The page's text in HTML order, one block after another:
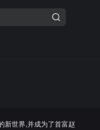
新世界,并成为了首富赵